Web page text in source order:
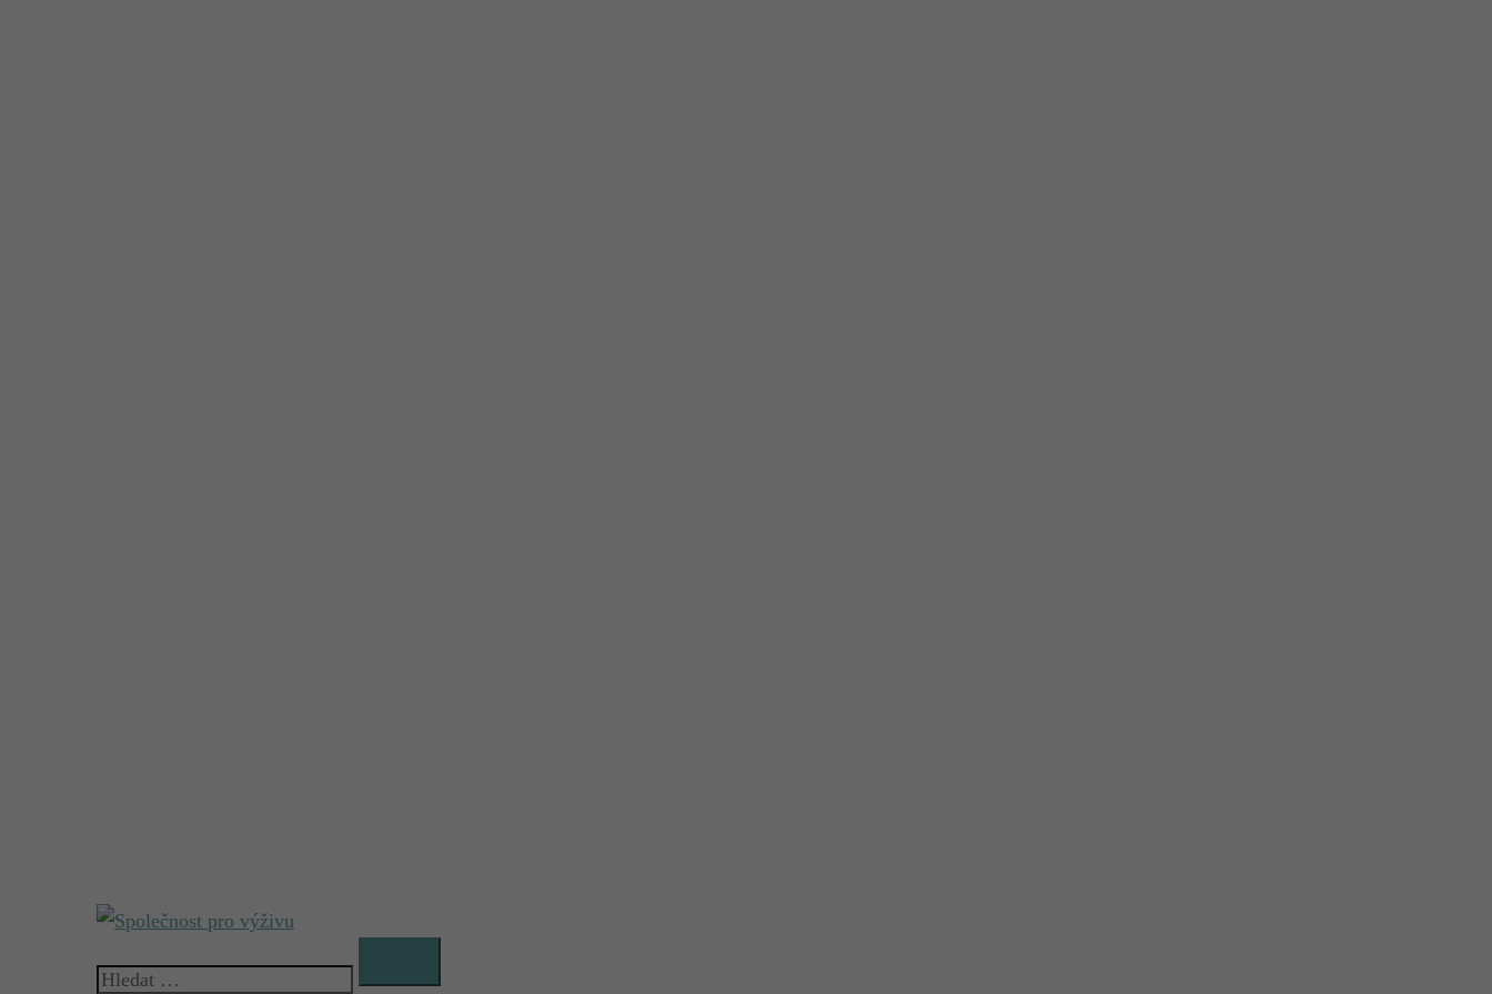
Vyhledávání